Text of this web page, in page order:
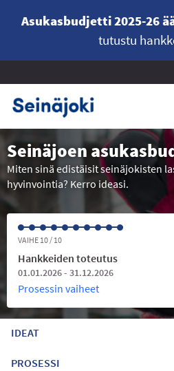
Asukasbudjetti 2025-26
tutustu
Seinäjoen
Miten sinä edistäisit seinäjokisten
hyvinvointia? Kerro ideasi.
VAIHE 10 / 10
Hankkeiden toteutus
01.01.2026 - 31.12.2026
Prosessin vaiheet
IDEAT
PROSESSI